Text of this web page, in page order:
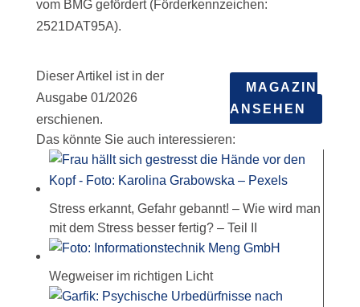
vom BMG gefördert (Förderkennzeichen:
2521DAT95A).
Dieser Artikel ist in der
Ausgabe 01/2026
erschienen.
MAGAZIN
ANSEHEN
Das könnte Sie auch interessieren:
Stress erkannt, Gefahr gebannt! – Wie wird man
mit dem Stress besser fertig? – Teil II
Wegweiser im richtigen Licht